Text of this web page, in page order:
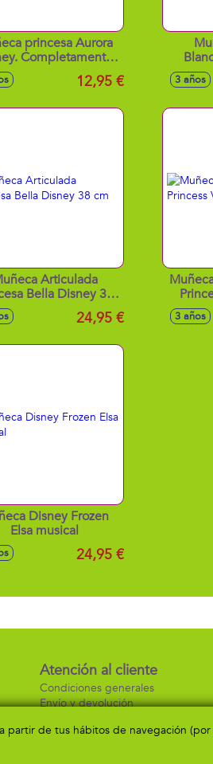
princesa Aurora
Completamente
articulada 29cm12,95 € 3 años
Articulada
Bella Disney 38
24,95 € 3 años
Disney Frozen
Elsa musical
24,95 €
Atención al cliente
Condiciones generales
Envío y devolución
partir de tus hábitos de navegación